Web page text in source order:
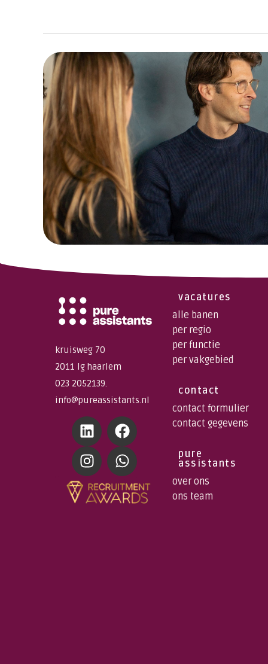
kruisweg 70
2011 lg haarlem
023 2052139.
info@pureassistants.nl
vacatures
alle banen
per regio
per functie
per vakgebied
contact
contact formulier
contact gegevens
pure
assistants
over ons
ons team